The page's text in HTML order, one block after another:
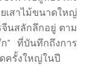
เสาไม้ขนาดใหญ่
นสลักลึกอยู่ ตาม
ก" ที่บันทึกถึงการ
ครั้งใหญ่ในปี